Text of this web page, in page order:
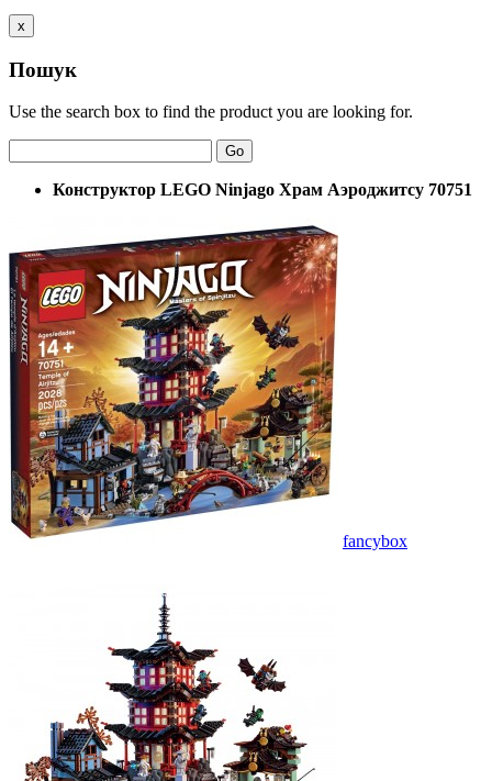
x
Пошук
Use the search box to find the product you are looking for.
Go
Конструктор LEGO Ninjago Храм Аэроджитсу 70751
fancybox